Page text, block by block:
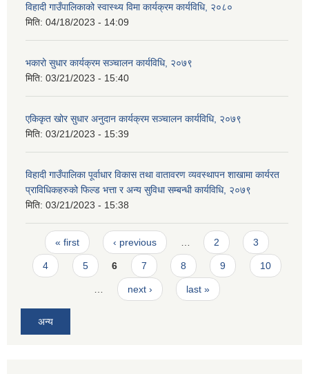
विहादी गाउँपालिकाको स्वास्थ्य विमा कार्यक्रम कार्यविधि, २०८०
मिति: 04/18/2023 - 14:09
भकारो सुधार कार्यक्रम सञ्चालन कार्यविधि, २०७९
मिति: 03/21/2023 - 15:40
एकिकृत खोर सुधार अनुदान कार्यक्रम सञ्चालन कार्यविधि, २०७९
मिति: 03/21/2023 - 15:39
विहादी गाउँपालिका पूर्वाधार विकास तथा वातावरण व्यवस्थापन शाखामा कार्यरत
प्राविधिकहरुको फिल्ड भत्ता र अन्य सुविधा सम्बन्धी कार्यविधि, २०७९
मिति: 03/21/2023 - 15:38
Pages
« first ‹ previous … 2 3
4 5 6 7 8 9 10
… next › last »
अन्य